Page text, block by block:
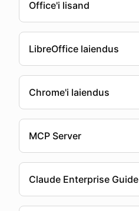
Office'i lisand
LibreOffice laiendus
Chrome'i laiendus
MCP Server
Claude Enterprise Guide